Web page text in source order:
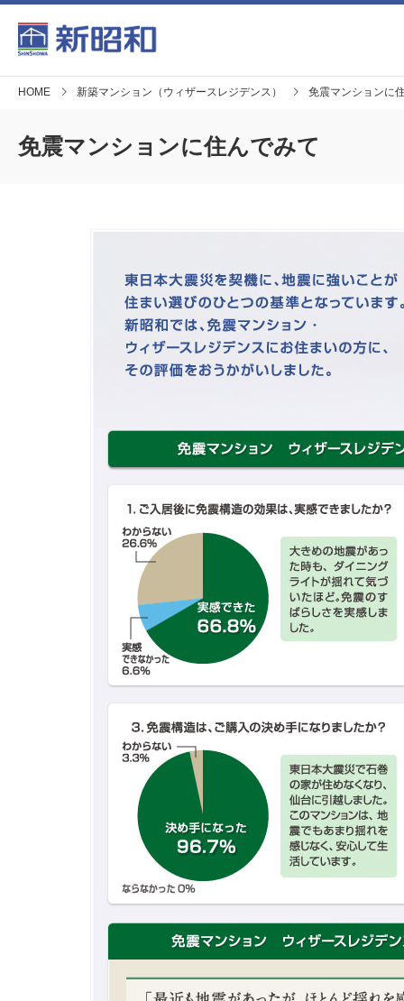
HOME 新築マンション（ウィザースレジデンス） 免震マンションに
免震マンションに住んでみて